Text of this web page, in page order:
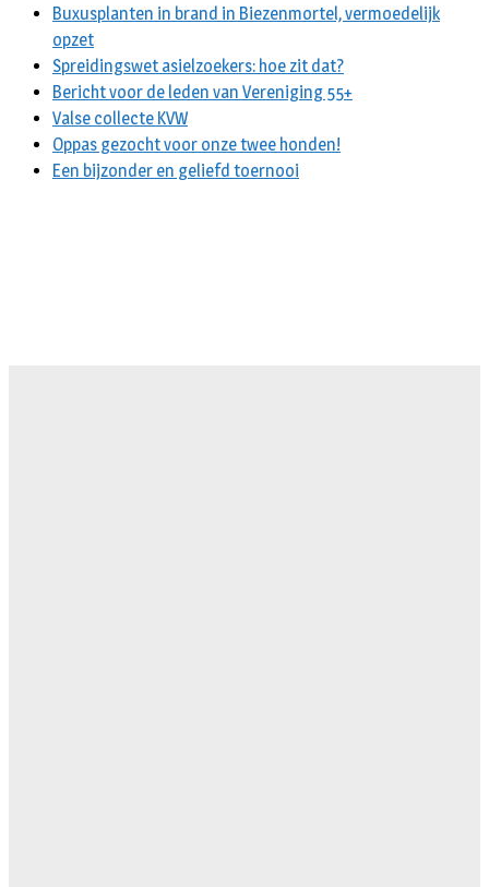
Buxusplanten in brand in Biezenmortel, vermoedelijk
opzet
Spreidingswet asielzoekers: hoe zit dat?
Bericht voor de leden van Vereniging 55+
Valse collecte KVW
Oppas gezocht voor onze twee honden!
Een bijzonder en geliefd toernooi